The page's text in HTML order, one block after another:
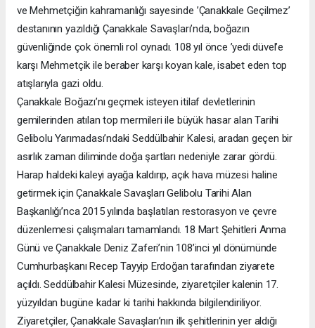
ve Mehmetçiğin kahramanlığı sayesinde ’Çanakkale Geçilmez’
destanının yazıldığı Çanakkale Savaşları’nda, boğazın
güvenliğinde çok önemli rol oynadı. 108 yıl önce ’yedi düvel’e
karşı Mehmetçik ile beraber karşı koyan kale, isabet eden top
atışlarıyla gazi oldu.
Çanakkale Boğazı’nı geçmek isteyen itilaf devletlerinin
gemilerinden atılan top mermileri ile büyük hasar alan Tarihi
Gelibolu Yarımadası’ndaki Seddülbahir Kalesi, aradan geçen bir
asırlık zaman diliminde doğa şartları nedeniyle zarar gördü.
Harap haldeki kaleyi ayağa kaldırıp, açık hava müzesi haline
getirmek için Çanakkale Savaşları Gelibolu Tarihi Alan
Başkanlığı’nca 2015 yılında başlatılan restorasyon ve çevre
düzenlemesi çalışmaları tamamlandı. 18 Mart Şehitleri Anma
Günü ve Çanakkale Deniz Zaferi’nin 108’inci yıl dönümünde
Cumhurbaşkanı Recep Tayyip Erdoğan tarafından ziyarete
açıldı. Seddülbahir Kalesi Müzesinde, ziyaretçiler kalenin 17.
yüzyıldan bugüne kadar ki tarihi hakkında bilgilendiriliyor.
Ziyaretçiler, Çanakkale Savaşları’nın ilk şehitlerinin yer aldığı